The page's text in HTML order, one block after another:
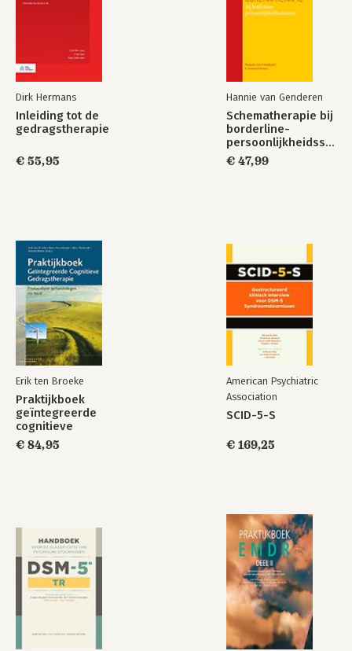
Omgaan met
Bekijk alle boeken
Dirk Hermans
Inleiding tot de
gedragstherapie
€ 55,95
Hannie van Genderen
Schematherapie bij
borderline-
persoonlijkheidsstoornis
€ 47,99
Erik ten Broeke
Praktijkboek
geïntegreerde
cognitieve
gedragstherapie
€ 84,95
American Psychiatric
Association
SCID-5-S
€ 169,25